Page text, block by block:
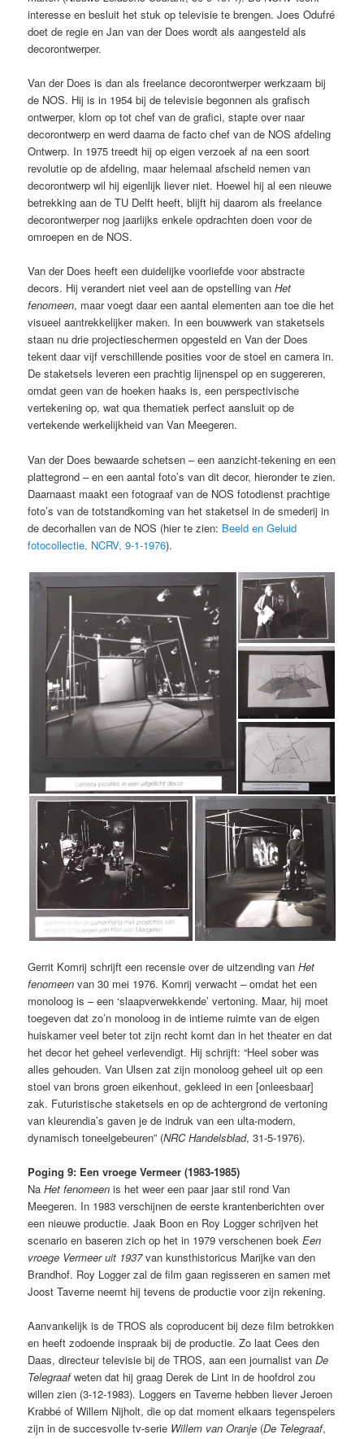
interesse en besluit het stuk op televisie te brengen. Joes Odufré
doet de regie en Jan van der Does wordt als aangesteld als
decorontwerper.
Van der Does is dan als freelance decorontwerper werkzaam bij
de NOS. Hij is in 1954 bij de televisie begonnen als grafisch
ontwerper, klom op tot chef van de grafici, stapte over naar
decorontwerp en werd daarna de facto chef van de NOS afdeling
Ontwerp. In 1975 treedt hij op eigen verzoek af na een soort
revolutie op de afdeling, maar helemaal afscheid nemen van
decorontwerp wil hij eigenlijk liever niet. Hoewel hij al een nieuwe
betrekking aan de TU Delft heeft, blijft hij daarom als freelance
decorontwerper nog jaarlijks enkele opdrachten doen voor de
omroepen en de NOS.
Van der Does heeft een duidelijke voorliefde voor abstracte
decors. Hij verandert niet veel aan de opstelling vanHet
fenomeen, maar voegt daar een aantal elementen aan toe die het
visueel aantrekkelijker maken. In een bouwwerk van staketsels
staan nu drie projectieschermen opgesteld en Van der Does
tekent daar vijf verschillende posities voor de stoel en camera in.
De staketsels leveren een prachtig lijnenspel op en suggereren,
omdat geen van de hoeken haaks is, een perspectivische
vertekening op, wat qua thematiek perfect aansluit op de
vertekende werkelijkheid van Van Meegeren.
Van der Does bewaarde schetsen – een aanzicht-tekening en een
plattegrond – en een aantal foto’s van dit decor, hieronder te zien.
Daarnaast maakt een fotograaf van de NOS fotodienst prachtige
foto’s van de totstandkoming van het staketsel in de smederij in
de decorhallen van de NOS (hier te zien: Beeld en Geluid
fotocollectie, NCRV, 9-1-1976).
Gerrit Komrij schrijft een recensie over de uitzending vanHet
fenomeen van 30 mei 1976. Komrij verwacht – omdat het een
monoloog is – een ‘slaapverwekkende’ vertoning. Maar, hij moet
toegeven dat zo’n monoloog in de intieme ruimte van de eigen
huiskamer veel beter tot zijn recht komt dan in het theater en dat
het decor het geheel verlevendigt. Hij schrijft: “Heel sober was
alles gehouden. Van Ulsen zat zijn monoloog geheel uit op een
stoel van brons groen eikenhout, gekleed in een [onleesbaar]
zak. Futuristische staketsels en op de achtergrond de vertoning
van kleurendia’s gaven je de indruk van een ulta-modern,
dynamisch toneelgebeuren” (NRC Handelsblad, 31-5-1976).
Poging 9: Een vroege Vermeer (1983-1985)
NaHet fenomeen is het weer een paar jaar stil rond Van
Meegeren. In 1983 verschijnen de eerste krantenberichten over
een nieuwe productie. Jaak Boon en Roy Logger schrijven het
scenario en baseren zich op het in 1979 verschenen boekEen
vroege Vermeer uit 1937van kunsthistoricus Marijke van den
Brandhof. Roy Logger zal de film gaan regisseren en samen met
Joost Taverne neemt hij tevens de productie voor zijn rekening.
Aanvankelijk is de TROS als coproducent bij deze film betrokken
en heeft zodoende inspraak bij de productie. Zo laat Cees den
Daas, directeur televisie bij de TROS, aan een journalist vanDe
Telegraafweten dat hij graag Derek de Lint in de hoofdrol zou
willen zien (3-12-1983). Loggers en Taverne hebben liever Jeroen
Krabbé of Willem Nijholt, die op dat moment elkaars tegenspelers
zijn in de succesvolle tv-serie Willem van Oranje (De Telegraaf,